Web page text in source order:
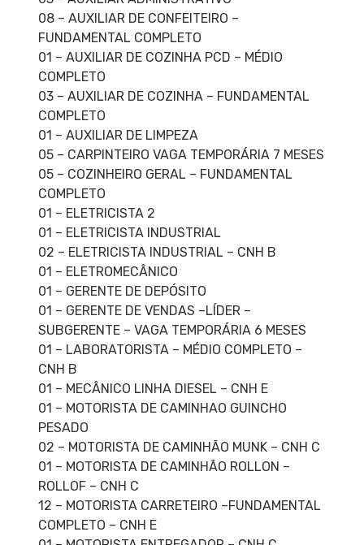
08 – AUXILIAR DE CONFEITEIRO –
FUNDAMENTAL COMPLETO
01 – AUXILIAR DE COZINHA PCD – MÉDIO
COMPLETO
03 – AUXILIAR DE COZINHA – FUNDAMENTAL
COMPLETO
01 – AUXILIAR DE LIMPEZA
05 – CARPINTEIRO VAGA TEMPORÁRIA 7 MESES
05 – COZINHEIRO GERAL – FUNDAMENTAL
COMPLETO
01 – ELETRICISTA 2
01 – ELETRICISTA INDUSTRIAL
02 – ELETRICISTA INDUSTRIAL – CNH B
01 – ELETROMECÂNICO
01 – GERENTE DE DEPÓSITO
01 – GERENTE DE VENDAS –LÍDER –
SUBGERENTE – VAGA TEMPORÁRIA 6 MESES
01 – LABORATORISTA – MÉDIO COMPLETO –
CNH B
01 – MECÂNICO LINHA DIESEL – CNH E
01 – MOTORISTA DE CAMINHAO GUINCHO
PESADO
02 – MOTORISTA DE CAMINHÃO MUNK – CNH C
01 – MOTORISTA DE CAMINHÃO ROLLON –
ROLLOF – CNH C
12 – MOTORISTA CARRETEIRO –FUNDAMENTAL
COMPLETO – CNH E